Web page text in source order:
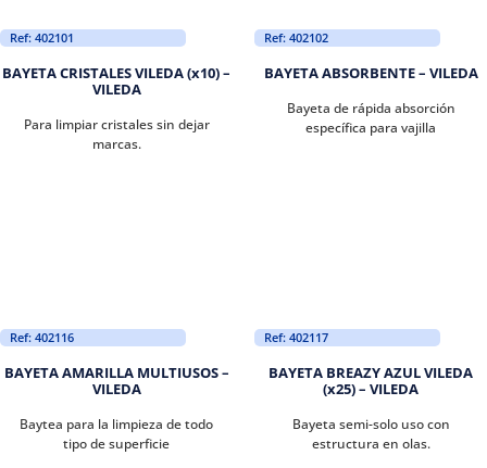
Ref: 402101
BAYETA CRISTALES VILEDA (x10) –
VILEDA
Para limpiar cristales sin dejar
marcas.
Ref: 402102
BAYETA ABSORBENTE – VILEDA
Bayeta de rápida absorción
específica para vajilla
Ref: 402116
BAYETA AMARILLA MULTIUSOS –
VILEDA
Baytea para la limpieza de todo
tipo de superficie
Ref: 402117
BAYETA BREAZY AZUL VILEDA
(x25) – VILEDA
Bayeta semi-solo uso con
estructura en olas.